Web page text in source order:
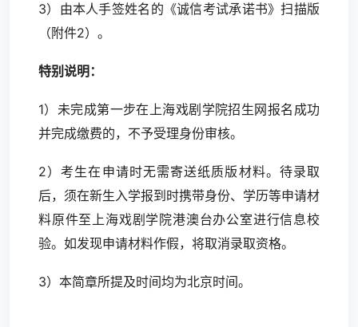
3）由本人手签姓名的《诚信考试承诺书》扫描版
（附件2）。
特别说明：
1）未完成第一步在上海戏剧学院招生网报名成功
并完成缴费的，不予受理身份审核。
2）考生在申请时无需寄送纸质版材料。待录取
后，须在新生入学报到时携带身份、学历等申请材
料原件至上海戏剧学院港澳台办公室进行信息校
验。如发现申请材料作假，将取消录取资格。
3）本简章所提及时间均为北京时间。